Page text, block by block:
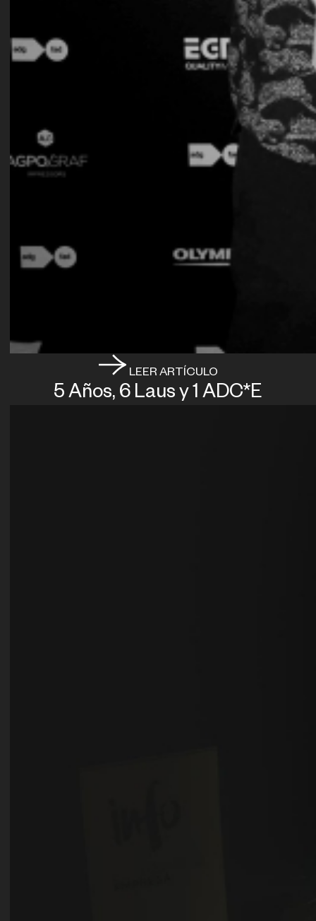
LEER ARTÍCULO
5 Años, 6 Laus y 1 ADC*E